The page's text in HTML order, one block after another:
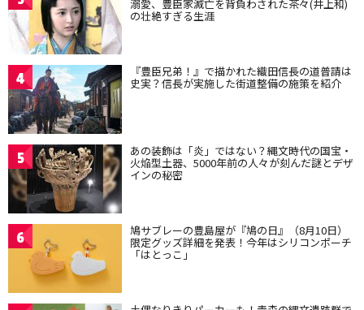
溺愛、豊臣家滅亡を背負わされた茶々(井上和)
の壮絶すぎる生涯
4 『豊臣兄弟！』で描かれた織田信長の道普請は
史実？信長が実施した街道整備の施策を紹介
5 あの装飾は「炎」ではない？縄文時代の国宝・
火焔型土器、5000年前の人々が刻んだ謎とデザ
インの秘密
6 鳩サブレーの豊島屋が『鳩の日』（8月10日）
限定グッズ詳細を発表！今年はシリコンポーチ
「はとっこ」